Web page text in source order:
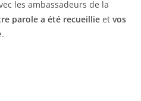
les ambassadeurs de la
parole a été recueillie et vos